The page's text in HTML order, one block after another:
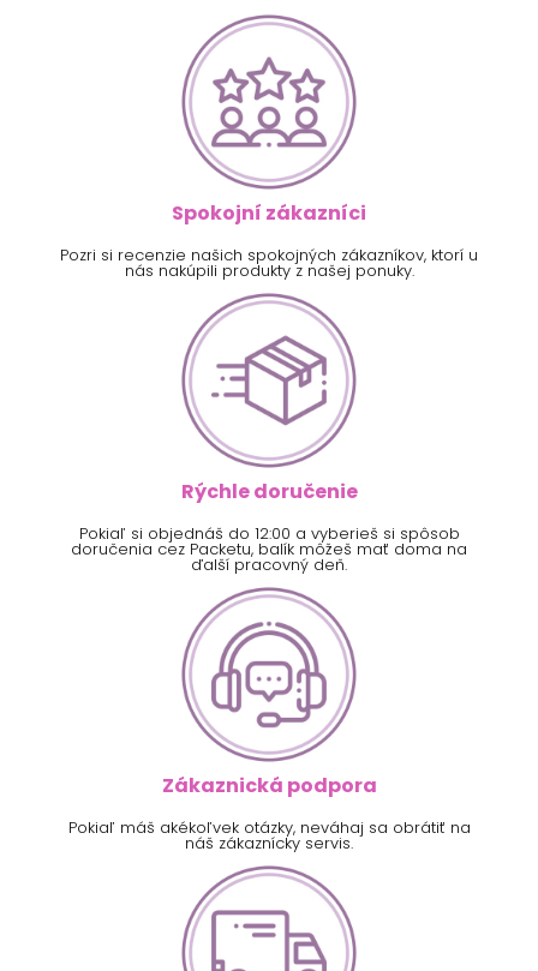
Spokojní zákazníci
Pozri si recenzie našich spokojných zákazníkov, ktorí u
nás nakúpili produkty z našej ponuky.
Rýchle doručenie
Pokiaľ si objednáš do 12:00 a vyberieš si spôsob
doručenia cez Packetu, balík môžeš mať doma na
ďalší pracovný deň.
Zákaznická podpora
Pokiaľ máš akékoľvek otázky, neváhaj sa obrátiť na
náš zákaznícky servis.